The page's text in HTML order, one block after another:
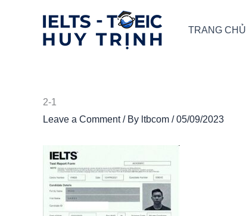
TRANG CHỦ
2-1
Leave a Comment / By ltbcom /05/09/2023